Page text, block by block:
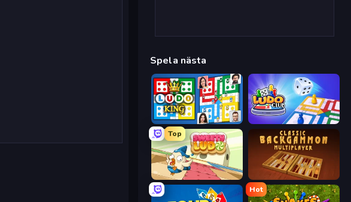
Spela nästa
Ludo King Ludo Club
Top
Sweety Ludo Backgammon Online
Hot